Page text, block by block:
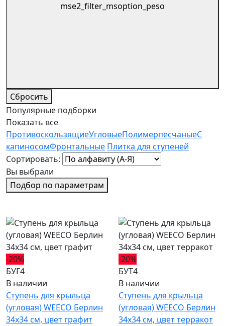
mse2_filter_msoption_peso
Сбросить
Популярные подборки
Показать все
ПротивоскользящиеУгловыеПолимерпесчаныеС
капиносомФронтальные Плитка для ступеней
Сортировать:
Вы выбрали
Подбор по параметрам
-20%
БУГ4
В наличии
Ступень для крыльца
(угловая) WEECO Берлин
34х34 см, цвет графит
-20%
БУТ4
В наличии
Ступень для крыльца
(угловая) WEECO Берлин
34х34 см, цвет терракот